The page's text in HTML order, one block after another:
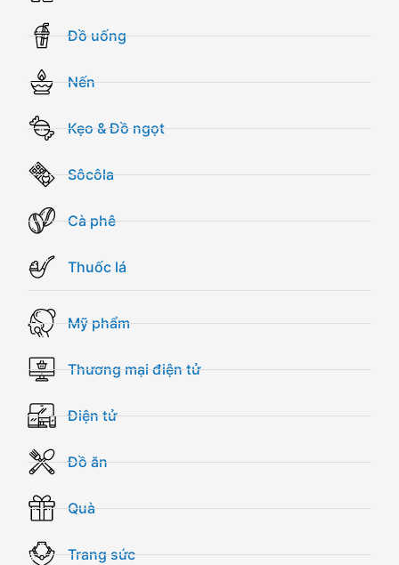
Đồ uống
Nến
Kẹo & Đồ ngọt
Sôcôla
Cà phê
Thuốc lá
Mỹ phẩm
Thương mại điện tử
Điện tử
Đồ ăn
Quà
Trang sức